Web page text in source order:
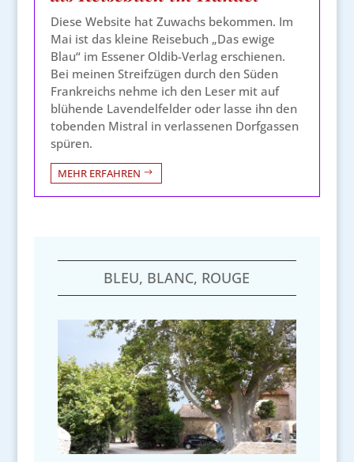
Diese Website hat Zuwachs bekommen. Im
Mai ist das kleine Reisebuch „Das ewige
Blau“ im Essener Oldib-Verlag erschienen.
Bei meinen Streifzügen durch den Süden
Frankreichs nehme ich den Leser mit auf
blühende Lavendelfelder oder lasse ihn den
tobenden Mistral in verlassenen Dorfgassen
spüren.
MEHR ERFAHREN
BLEU, BLANC, ROUGE